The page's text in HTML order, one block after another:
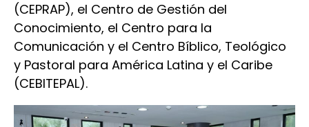
(CEPRAP), el Centro de Gestión del
Conocimiento, el Centro para la
Comunicación y el Centro Bíblico, Teológico
y Pastoral para América Latina y el Caribe
(CEBITEPAL).